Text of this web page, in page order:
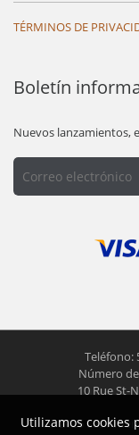
TÉRMINOS DE
Boletín
Nuevos lanzamientos,
Teléfono:
Número
10 Rue St-
© 2026 Las
Utilizamos cookies